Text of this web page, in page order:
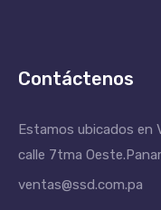
Contáctenos
Estamos ubicados en
calle 7tma Oeste.
ventas@ssd.com.pa